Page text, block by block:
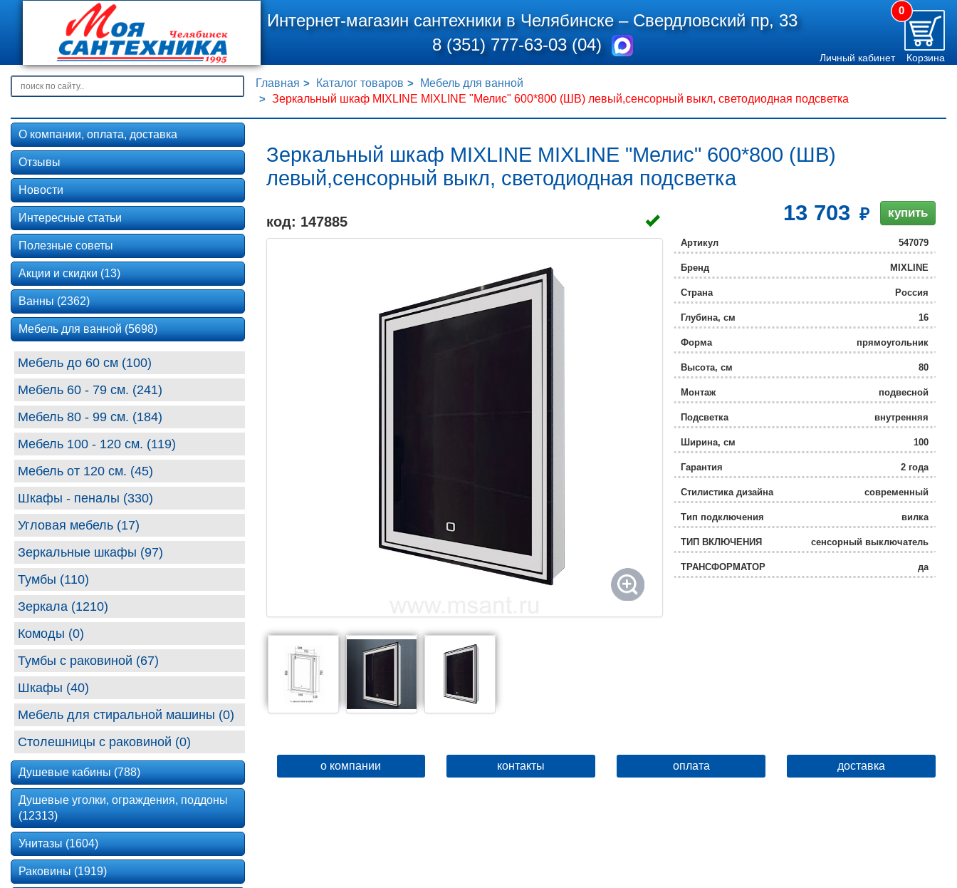
Интернет-магазин сантехники в Челябинске –Свердловский пр, 33
8 (351) 777-63-03 (04)
0
Личный кабинет Корзина
Главная Каталог товаров
Мебель для ванной
Зеркальный шкаф MIXLINE MIXLINE "Мелис" 600*800 (ШВ) левый,сенсорный выкл, светодиодная подсветка
Зеркальный шкаф MIXLINE MIXLINE "Мелис" 600*800 (ШВ)
левый,сенсорный выкл, светодиодная подсветка
код: 147885 13 703 купить
Артикул 547079
Бренд MIXLINE
Страна Россия
Глубина, см 16
Форма прямоугольник
Высота, см 80
Монтаж подвесной
Подсветка внутренняя
Ширина, см 100
Гарантия 2 года
Стилистика дизайна современный
Тип подключения вилка
ТИП ВКЛЮЧЕНИЯ сенсорный выключатель
ТРАНСФОРМАТОР да
о компании контакты оплата доставка
О компании, оплата, доставка
Отзывы
Новости
Интересные статьи
Полезные советы
Акции и скидки (13)
Ванны (2362)
Мебель для ванной (5698)
Мебель до 60 см (100)
Мебель 60 - 79 см. (241)
Мебель 80 - 99 cм. (184)
Мебель 100 - 120 см. (119)
Мебель от 120 см. (45)
Шкафы - пеналы (330)
Угловая мебель (17)
Зеркальные шкафы (97)
Тумбы (110)
Зеркала (1210)
Комоды (0)
Тумбы с раковиной (67)
Шкафы (40)
Мебель для стиральной машины (0)
Столешницы с раковиной (0)
Душевые кабины (788)
Душевые уголки, ограждения, поддоны
(12313)
Унитазы (1604)
Раковины (1919)